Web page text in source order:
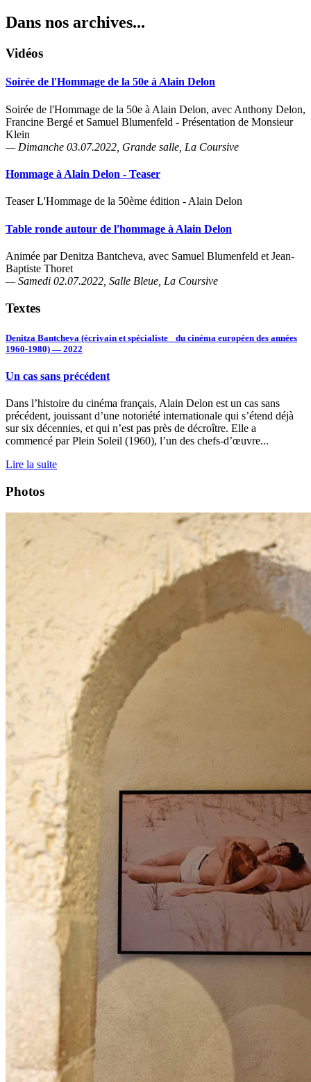
Dans nos archives...
Vidéos
Soirée de l'Hommage de la 50e à Alain Delon
Soirée de l'Hommage de la 50e à Alain Delon, avec Anthony Delon,
Francine Bergé et Samuel Blumenfeld - Présentation de Monsieur
Klein
— Dimanche 03.07.2022, Grande salle, La Coursive
Hommage à Alain Delon - Teaser
Teaser L'Hommage de la 50ème édition - Alain Delon
Table ronde autour de l'hommage à Alain Delon
Animée par Denitza Bantcheva, avec Samuel Blumenfeld et Jean-
Baptiste Thoret
— Samedi 02.07.2022, Salle Bleue, La Coursive
Textes
Denitza Bantcheva (écrivain et spécialiste du cinéma européen des années
1960-1980) — 2022
Un cas sans précédent
Dans l’histoire du cinéma français, Alain Delon est un cas sans
précédent, jouissant d’une notoriété internationale qui s’étend déjà
sur six décennies, et qui n’est pas près de décroître. Elle a
commencé par Plein Soleil (1960), l’un des chefs-d’œuvre...
Lire la suite
Photos